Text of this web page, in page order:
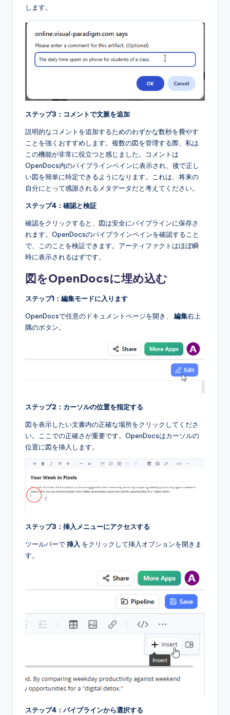
します。
ステップ3：コメントで文脈を追加
説明的なコメントを追加するためのわずかな数秒を費やす
ことを強くおすすめします。複数の図を管理する際、私は
この機能が非常に役立つと感じました。コメントは
OpenDocs内のパイプラインペインに表示され、後で正し
い図を簡単に特定できるようになります。これは、将来の
自分にとって感謝されるメタデータだと考えてください。
ステップ4：確認と検証
確認をクリックすると、図は安全にパイプラインに保存さ
れます。OpenDocsのパイプラインペインを確認すること
で、このことを検証できます。アーティファクトはほぼ瞬
時に表示されるはずです。
図をOpenDocsに埋め込む
ステップ1：編集モードに入ります
OpenDocsで任意のドキュメントページを開き、 編集右上
隅のボタン。
ステップ2：カーソルの位置を指定する
図を表示したい文書内の正確な場所をクリックしてくださ
い。ここでの正確さが重要です。OpenDocsはカーソルの
位置に図を挿入します。
ステップ3：挿入メニューにアクセスする
ツールバーで挿入 をクリックして挿入オプションを開きま
す。
ステップ4：パイプラインから選択する